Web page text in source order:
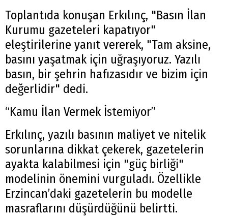
Toplantıda konuşan Erkılınç, "Basın İlan
Kurumu gazeteleri kapatıyor"
eleştirilerine yanıt vererek, "Tam aksine,
basını yaşatmak için uğraşıyoruz. Yazılı
basın, bir şehrin hafızasıdır ve bizim için
değerlidir" dedi.
“Kamu İlan Vermek İstemiyor”
Erkılınç, yazılı basının maliyet ve nitelik
sorunlarına dikkat çekerek, gazetelerin
ayakta kalabilmesi için "güç birliği"
modelinin önemini vurguladı. Özellikle
Erzincan’daki gazetelerin bu modelle
masraflarını düşürdüğünü belirtti.